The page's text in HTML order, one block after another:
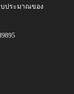
ประมาณของ